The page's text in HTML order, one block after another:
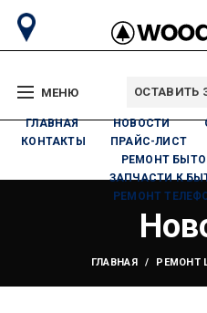
МЕНЮ ОСТАВИТЬ
ГЛАВНАЯ НОВОСТИ
КОНТАКТЫ
ПРАЙС-ЛИСТ
РЕМОНТ
ЗАПЧАСТИ К
РЕМОНТ
ГЛАВНАЯ РЕМОНТ